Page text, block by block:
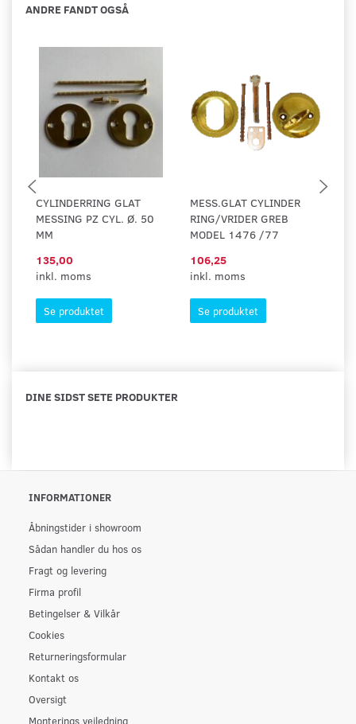
ANDRE FANDT OGSÅ
CYLINDERRING GLAT
MESSING PZ CYL. Ø. 50
MM
135,00
inkl. moms
Se produktet
MESS.GLAT CYLINDER
RING/VRIDER GREB
MODEL 1476 /77
106,25
inkl. moms
Se produktet
DINE SIDST SETE PRODUKTER
INFORMATIONER
Åbningstider i showroom
Sådan handler du hos os
Fragt og levering
Firma profil
Betingelser & Vilkår
Cookies
Returneringsformular
Kontakt os
Oversigt
Monterings vejledning